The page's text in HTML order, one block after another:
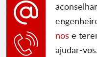
nos e
ajudar-